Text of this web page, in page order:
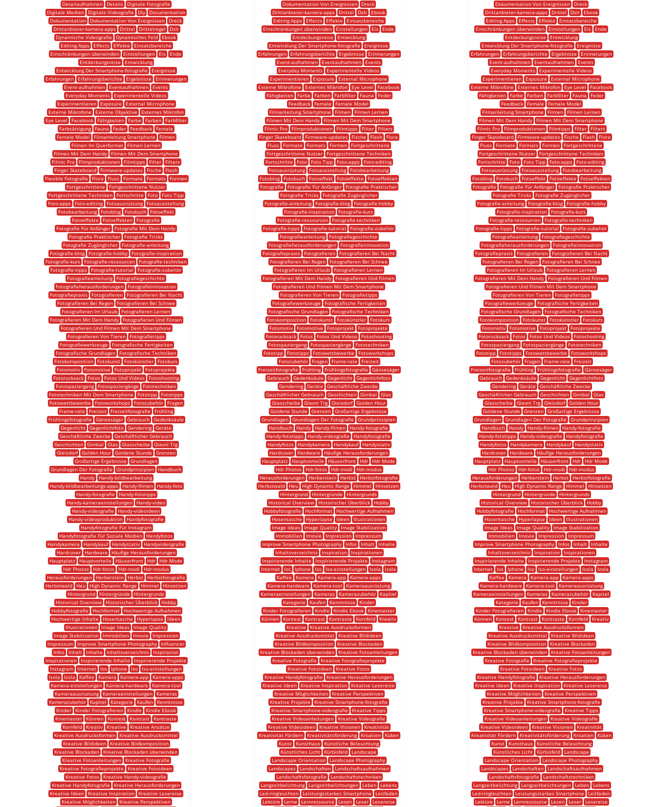
Detailaufnahmen
Details
Digitale Fotografie
Digitale Medien
Digitale Videografie Diy
Documentation
Dokumentation
Dokumentation Von Ereignissen
Dreck
Drittanbieter-kamera-apps
Drittel Drittelregel
Dslr
Dynamische Videografie
Dynamisches Feld
Ebook
Editing Apps
Effects Effekte
Einsatzbereiche
Einschränkungen überwinden
Einstellungen Eis
Ende
Entdeckungsreise
Entwicklung
Entwicklung Der Smartphone-fotografie
Ereignisse
Erfahrungen
Erfahrungsberichte Ergebnisse
Erinnerungen
Event-aufnahmen
Eventaufnahmen
Events
Everyday Moments
Experimentelle Videos
Experimentieren
Exposure
External Microphone
Externe Mikrofone
Externe Objektive
Externes Mikrofon
Eye Level
Facebook Fähigkeiten Farbe Farben
Farbfilter
Farbsättigung
Fauna Feder Feedback
Female
Female Model
Filmanleitung Smartphone
Filmen
Filmen Im Querformat
Filmen Lernen
Filmen Mit Dem Handy
Filmen Mit Dem Smartphone
Filmic Pro
Filmproduktionen Filmtipps Filter
Filters
Finger Skateboard
Firmware-updates Fische
Flash
Flexible Fotografie
Flora Fluss Formate Formats
Formen
Fortgeschrittene
Fortgeschrittene Nutzer
Fortgeschrittene Techniken
Fortschritte Foto
Foto Tipp
Foto-apps
Foto-editing Fotoausrüstung
Fotoausstellung
Fotobearbeitung
Fotoblog Fotobuch
Fotoeffekt
Fotoeffekte
Fotoeffekten
Fotografie
Fotografie Für Anfänger
Fotografie Mit Dem Handy
Fotografie Praktischer
Fotografie Tricks
Fotografie Zugänglicher
Fotografie-anleitung
Fotografie-blog
Fotografie-hobby
Fotografie-inspiration
Fotografie-kurs
Fotografie-ressourcen
Fotografie-techniken
Fotografie-tipps
Fotografie-tutorial
Fotografie-zubehör
Fotografieanleitung
Fotografiegeschichte
Fotografieherausforderungen
Fotografieinnovation
Fotografiepraxis
Fotografieren
Fotografieren Bei Nacht
Fotografieren Bei Regen
Fotografieren Bei Schnee
Fotografieren Im Urlaub
Fotografieren Lernen
Fotografieren Mit Dem Handy
Fotografieren Und Filmen
Fotografieren Und Filmen Mit Dem Smartphone
Fotografieren Von Tieren
Fotografietipps
Fotografiewerkzeuge
Fotografische Fertigkeiten
Fotografische Grundlagen
Fotografische Techniken
Fotokomposition
Fotokunst Fotokünstler
Fotokurs
Fotomotiv
Fotomotive Fotoprojekt
Fotoprojekte
Fotorucksack
Fotos Fotos Und Videos
Fotoshooting
Fotospaziergang
Fotospaziergänge
Fototechniken
Fototechniken Mit Dem Smartphone
Fototipp
Fototipps
Fotowettbewerbe
Fotoworkshops Fotozubehör
Fragen
Frame-rate
Freizeit Freizeitfotografie
Frühling
Frühlingsfotografie
Gänsesäger Gebrauch
Gedenksäule
Gegenlicht
Gegenlichtfoto Gendering
Geräte
Geschäftliche Zwecke
Geschäftlicher Gebrauch
Geschichten Gimbal Glas Glasscheibe
Glavni Trg
Gleisdorf
Golden Hour Goldene Stunde
Grenzen
Großartige Ergebnisse
Grundlagen
Grundlagen Der Fotografie
Grundprinzipien
Handbuch
Handy
Handy-bildbearbeitung
Handy-bildbearbeitungs-apps
Handy-filmen
Handy-foto
Handy-fotografie
Handy-fototipps
Handy-kameraeinstellungen
Handy-video
Handy-videografie
Handy-videoideen
Handy-videoproduktion
Handyfotografie
Handyfotografie Für Instagram
Handyfotografie Für Soziale Medien
Handyfotos
Handykamera
Handykauf Handystativ
Handyvideografie
Hardcover
Hardware
Häufige Herausforderungen
Hauptplatz
Hauptvorteile Häuserfront Hdr
Hdr Mode
Hdr Photos
Hdr-fotos Hdr-modi
Hdr-modus
Herausforderungen
Herberstein Herbst
Herbstfotografie
Herbstwald
Heu High Dynamic Range Himmel
Hinsetzen
Hintergrund
Hintergründe
Hintergrunds
Historical Overview
Historischer Überblick
Hobby
Hobbyfotografie
Hochformat
Hochwertige Aufnahmen
Hochwertige Inhalte
Hosentasche Hyperlapse
Ideen
Illustrationen
Image Ideas
Image Quality
Image Stabilization
Immobilien Imovie
Impression
Impressum
Improve Smartphone Photography
Influencer
Infos
Inhalt Inhalte Inhaltsverzeichnis
Inspiration
Inspirationen
Inspirierende Inhalte
Inspirierende Projekte
Instagram
Internet Ios Iphone Iso
Iso-einstellungen
Isola
Izola Kaffee Kamera Kamera-app
Kamera-apps
Kamera-einstellungen
Kamera-hardware
Kamera-tool
Kameraausrüstung
Kameraeinstellungen
Kameras
Kamerazubehör
Kapitel Kategorie Kaufen
Kenntnisse
Kinder
Kinder Fotografieren Kindle
Kindle Ebook
Kinemaster
Können Kontext Kontrast
Kontraste
Kornfeld
Kreativ Kreative
Kreative Ansätze
Kreative Ausdrucksformen
Kreative Ausdrucksmittel
Kreative Bildideen
Kreative Bildkomposition
Kreative Blockaden
Kreative Blockaden überwinden
Kreative Fotoanleitungen
Kreative Fotografie
Kreative Fotografieprojekte
Kreative Fotoideen
Kreative Fotos
Kreative Handy-videografie
Kreative Handyfotografie
Kreative Herausforderungen
Kreative Ideen
Kreative Inspiration
Kreative Lesereise
Kreative Möglichkeiten
Kreative Perspektiven
Dokumentation Von Ereignissen
Dreck
Drittanbieter-kamera-apps
Drittel Dslr
Ebook
Editing Apps
Effects Effekte
Einsatzbereiche
Einschränkungen überwinden
Einstellungen Eis
Ende
Entdeckungsreise
Entwicklung
Entwicklung Der Smartphone-fotografie
Ereignisse
Erfahrungen
Erfahrungsberichte Ergebnisse
Erinnerungen
Event-aufnahmen
Eventaufnahmen
Events
Everyday Moments
Experimentelle Videos
Experimentieren
Exposure
External Microphone
Externe Mikrofone
Externes Mikrofon Eye Level
Facebook
Fähigkeiten
Farbe Farben Farbfilter Fauna
Feder
Feedback
Female
Female Model
Filmanleitung Smartphone
Filmen
Filmen Lernen
Filmen Mit Dem Handy
Filmen Mit Dem Smartphone
Filmic Pro
Filmproduktionen Filmtipps Filter
Filters
Finger Skateboard
Firmware-updates Fische Flash
Flora
Fluss
Formate Formats Formen
Fortgeschrittene
Fortgeschrittene Nutzer
Fortgeschrittene Techniken
Fortschritte
Foto Foto Tipp Foto-apps
Foto-editing
Fotoausrüstung
Fotoausstellung
Fotobearbeitung
Fotoblog
Fotobuch Fotoeffekt Fotoeffekte
Fotoeffekten
Fotografie
Fotografie Für Anfänger
Fotografie Praktischer
Fotografie Tricks
Fotografie Zugänglicher
Fotografie-anleitung
Fotografie-blog
Fotografie-hobby
Fotografie-inspiration
Fotografie-kurs
Fotografie-ressourcen
Fotografie-techniken
Fotografie-tipps
Fotografie-tutorial
Fotografie-zubehör
Fotografieanleitung
Fotografiegeschichte
Fotografieherausforderungen
Fotografieinnovation
Fotografiepraxis
Fotografieren
Fotografieren Bei Nacht
Fotografieren Bei Regen
Fotografieren Bei Schnee
Fotografieren Im Urlaub
Fotografieren Lernen
Fotografieren Mit Dem Handy
Fotografieren Und Filmen
Fotografieren Und Filmen Mit Dem Smartphone
Fotografieren Von Tieren
Fotografietipps
Fotografiewerkzeuge
Fotografische Fertigkeiten
Fotografische Grundlagen
Fotografische Techniken
Fotokomposition
Fotokunst Fotokünstler
Fotokurs
Fotomotiv
Fotomotive Fotoprojekt
Fotoprojekte
Fotorucksack
Fotos Fotos Und Videos
Fotoshooting
Fotospaziergang
Fotospaziergänge
Fototechniken
Fototipp
Fototipps Fotowettbewerbe
Fotoworkshops
Fotozubehör
Fragen Frame-rate
Freizeit
Freizeitfotografie
Frühling Frühlingsfotografie
Gänsesäger
Gebrauch
Gedenksäule Gegenlicht
Gegenlichtfoto
Gendering Geräte
Geschäftliche Zwecke
Geschäftlicher Gebrauch Geschichten Gimbal
Glas
Glasscheibe
Glavni Trg Gleisdorf
Golden Hour
Goldene Stunde
Grenzen Großartige Ergebnisse
Grundlagen Grundlagen Der Fotografie
Grundprinzipien
Handbuch
Handy Handy-filmen
Handy-fotografie
Handy-fototipps
Handy-videografie
Handyfotografie
Handyfotos
Handykamera Handykauf
Handystativ
Hardcover
Hardware
Häufige Herausforderungen
Hauptplatz
Hauptvorteile Häuserfront Hdr
Hdr Mode
Hdr Photos
Hdr-fotos Hdr-modi
Hdr-modus
Herausforderungen
Herberstein Herbst
Herbstfotografie
Herbstwald
Heu High Dynamic Range Himmel
Hinsetzen
Hintergrund
Hintergründe
Hintergrunds
Historical Overview
Historischer Überblick
Hobby
Hobbyfotografie
Hochformat
Hochwertige Aufnahmen
Hosentasche
Hyperlapse Ideen
Illustrationen
Image Ideas
Image Quality
Image Stabilization
Immobilien
Imovie Impression
Impressum
Improve Smartphone Photography
Infos Inhalt
Inhalte
Inhaltsverzeichnis
Inspiration
Inspirationen
Inspirierende Inhalte
Inspirierende Projekte
Instagram
Internet
Ios Iphone Iso Iso-einstellungen Isola
Izola
Kaffee
Kamera Kamera-app
Kamera-apps
Kamera-hardware
Kamera-tool
Kameraausrüstung
Kameraeinstellungen
Kameras Kamerazubehör
Kapitel
Kategorie
Kaufen Kenntnisse
Kinder
Kinder Fotografieren
Kindle Kindle Ebook
Kinemaster
Können
Kontext Kontrast Kontraste Kornfeld
Kreativ
Kreative
Kreative Ausdrucksformen
Kreative Ausdrucksmittel
Kreative Bildideen
Kreative Bildkomposition
Kreative Blockaden
Kreative Blockaden überwinden
Kreative Fotoanleitungen
Kreative Fotografie
Kreative Fotografieprojekte
Kreative Fotoideen
Kreative Fotos
Kreative Handyfotografie
Kreative Herausforderungen
Kreative Ideen
Kreative Inspiration
Kreative Lesereise
Kreative Möglichkeiten
Kreative Perspektiven
Kreative Projekte
Kreative Smartphone-fotografie
Kreative Smartphone-videografie
Kreative Tipps
Kreative Videoanleitungen
Kreative Videografie
Kreative Videoideen
Kreative Visionen
Kreativität
Kreativität Fördern
Kreativitätsförderung Kroatien
Küken
Kunst
Kunsthaus
Künstliche Beleuchtung
Künstliches Licht
Kürbisfeld
Landscape
Landscape Orientation
Landscape Photography
Landscapes
Landschaften
Landschaftsaufnahmen
Landschaftsfotografie
Landschaftstechniken
Langzeitbelichtung
Langzeitbelichtungen Leben
Lebens
Led-ringleuchten
Leistungsstarkes Smartphone
Leitfaden
Lektüre
Lerne Lernressource Lesen Leser
Lesereise
Dokumentation Von Ereignissen
Dreck
Drittanbieter-kamera-apps
Drittel Dslr
Ebook
Editing Apps
Effects Effekte
Einsatzbereiche
Einschränkungen überwinden
Einstellungen Eis
Ende
Entdeckungsreise
Entwicklung
Entwicklung Der Smartphone-fotografie
Ereignisse
Erfahrungen
Erfahrungsberichte Ergebnisse
Erinnerungen
Event-aufnahmen
Eventaufnahmen
Events
Everyday Moments
Experimentelle Videos
Experimentieren
Exposure
External Microphone
Externe Mikrofone
Externes Mikrofon Eye Level
Facebook
Fähigkeiten
Farbe Farben Farbfilter Fauna
Feder
Feedback
Female
Female Model
Filmanleitung Smartphone
Filmen
Filmen Lernen
Filmen Mit Dem Handy
Filmen Mit Dem Smartphone
Filmic Pro
Filmproduktionen Filmtipps Filter
Filters
Finger Skateboard
Firmware-updates Fische Flash
Flora
Fluss
Formate Formats Formen
Fortgeschrittene
Fortgeschrittene Nutzer
Fortgeschrittene Techniken
Fortschritte
Foto Foto Tipp Foto-apps
Foto-editing
Fotoausrüstung
Fotoausstellung
Fotobearbeitung
Fotoblog
Fotobuch Fotoeffekt Fotoeffekte
Fotoeffekten
Fotografie
Fotografie Für Anfänger
Fotografie Praktischer
Fotografie Tricks
Fotografie Zugänglicher
Fotografie-anleitung
Fotografie-blog
Fotografie-hobby
Fotografie-inspiration
Fotografie-kurs
Fotografie-ressourcen
Fotografie-techniken
Fotografie-tipps
Fotografie-tutorial
Fotografie-zubehör
Fotografieanleitung
Fotografiegeschichte
Fotografieherausforderungen
Fotografieinnovation
Fotografiepraxis
Fotografieren
Fotografieren Bei Nacht
Fotografieren Bei Regen
Fotografieren Bei Schnee
Fotografieren Im Urlaub
Fotografieren Lernen
Fotografieren Mit Dem Handy
Fotografieren Und Filmen
Fotografieren Und Filmen Mit Dem Smartphone
Fotografieren Von Tieren
Fotografietipps
Fotografiewerkzeuge
Fotografische Fertigkeiten
Fotografische Grundlagen
Fotografische Techniken
Fotokomposition
Fotokunst Fotokünstler
Fotokurs
Fotomotiv
Fotomotive Fotoprojekt
Fotoprojekte
Fotorucksack
Fotos Fotos Und Videos
Fotoshooting
Fotospaziergang
Fotospaziergänge
Fototechniken
Fototipp
Fototipps Fotowettbewerbe
Fotoworkshops
Fotozubehör
Fragen Frame-rate
Freizeit
Freizeitfotografie
Frühling Frühlingsfotografie
Gänsesäger
Gebrauch
Gedenksäule Gegenlicht
Gegenlichtfoto
Gendering Geräte
Geschäftliche Zwecke
Geschäftlicher Gebrauch Geschichten Gimbal
Glas
Glasscheibe
Glavni Trg Gleisdorf
Golden Hour
Goldene Stunde
Grenzen Großartige Ergebnisse
Grundlagen Grundlagen Der Fotografie
Grundprinzipien
Handbuch
Handy Handy-filmen
Handy-fotografie
Handy-fototipps
Handy-videografie
Handyfotografie
Handyfotos
Handykamera Handykauf
Handystativ
Hardcover
Hardware
Häufige Herausforderungen
Hauptplatz
Hauptvorteile Häuserfront Hdr
Hdr Mode
Hdr Photos
Hdr-fotos Hdr-modi
Hdr-modus
Herausforderungen
Herberstein Herbst
Herbstfotografie
Herbstwald
Heu High Dynamic Range Himmel
Hinsetzen
Hintergrund
Hintergründe
Hintergrunds
Historical Overview
Historischer Überblick
Hobby
Hobbyfotografie
Hochformat
Hochwertige Aufnahmen
Hosentasche
Hyperlapse Ideen
Illustrationen
Image Ideas
Image Quality
Image Stabilization
Immobilien
Imovie Impression
Impressum
Improve Smartphone Photography
Infos Inhalt
Inhalte
Inhaltsverzeichnis
Inspiration
Inspirationen
Inspirierende Inhalte
Inspirierende Projekte
Instagram
Internet
Ios Iphone Iso Iso-einstellungen Isola
Izola
Kaffee
Kamera Kamera-app
Kamera-apps
Kamera-hardware
Kamera-tool
Kameraausrüstung
Kameraeinstellungen
Kameras Kamerazubehör
Kapitel
Kategorie
Kaufen Kenntnisse
Kinder
Kinder Fotografieren
Kindle Kindle Ebook
Kinemaster
Können
Kontext Kontrast Kontraste Kornfeld
Kreativ
Kreative
Kreative Ausdrucksformen
Kreative Ausdrucksmittel
Kreative Bildideen
Kreative Bildkomposition
Kreative Blockaden
Kreative Blockaden überwinden
Kreative Fotoanleitungen
Kreative Fotografie
Kreative Fotografieprojekte
Kreative Fotoideen
Kreative Fotos
Kreative Handyfotografie
Kreative Herausforderungen
Kreative Ideen
Kreative Inspiration
Kreative Lesereise
Kreative Möglichkeiten
Kreative Perspektiven
Kreative Projekte
Kreative Smartphone-fotografie
Kreative Smartphone-videografie
Kreative Tipps
Kreative Videoanleitungen
Kreative Videografie
Kreative Videoideen
Kreative Visionen
Kreativität
Kreativität Fördern
Kreativitätsförderung Kroatien
Küken
Kunst
Kunsthaus
Künstliche Beleuchtung
Künstliches Licht
Kürbisfeld
Landscape
Landscape Orientation
Landscape Photography
Landscapes
Landschaften
Landschaftsaufnahmen
Landschaftsfotografie
Landschaftstechniken
Langzeitbelichtung
Langzeitbelichtungen Leben
Lebens
Led-ringleuchten
Leistungsstarkes Smartphone
Leitfaden
Lektüre
Lerne Lernressource Lesen Leser
Lesereise